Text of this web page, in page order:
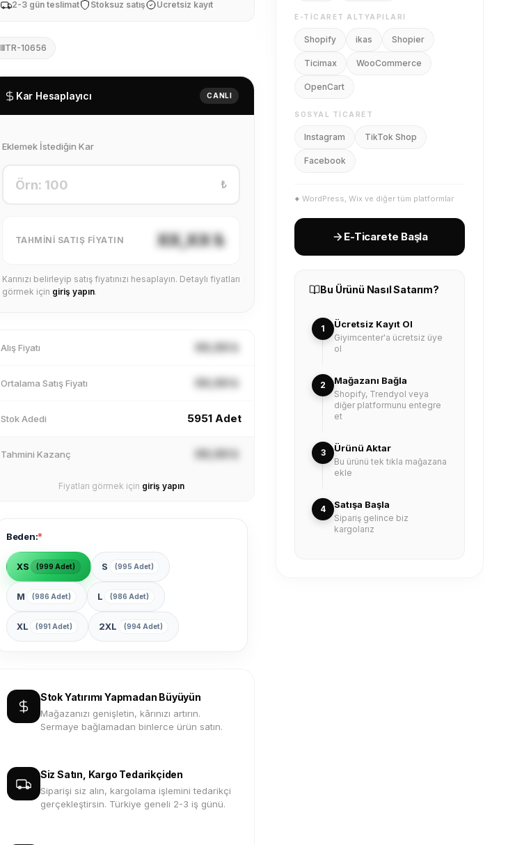
2-3 gün teslimat Stoksuz satış Ücretsiz kayıt
TR-10656
Kar Hesaplayıcı CANLI
Eklemek İstediğin Kar
₺
TAHMINI SATIŞ FIYATIN XX,XX ₺
Karınızı belirleyip satış fiyatınızı hesaplayın. Detaylı fiyatları
görmek için giriş yapın.
Alış Fiyatı XX,XX ₺
Ortalama Satış Fiyatı XX,XX ₺
Stok Adedi 5951 Adet
Tahmini Kazanç XX,XX ₺
Fiyatları görmek için giriş yapın
Beden:*
XS (999 Adet) S (995 Adet)
M (986 Adet) L (986 Adet)
XL (991 Adet) 2XL (994 Adet)
Stok Yatırımı Yapmadan Büyüyün
Mağazanızı genişletin, kârınızı artırın.
Sermaye bağlamadan binlerce ürün satın.
Siz Satın, Kargo Tedarikçiden
Siparişi siz alın, kargolama işlemini tedarikçi
gerçekleştirsin. Türkiye geneli 2-3 iş günü.
E-TICARET ALTYAPILARI
Shopify ikas Shopier
Ticimax WooCommerce
OpenCart
SOSYAL TICARET
Instagram TikTok Shop
Facebook
+ WordPress, Wix ve diğer tüm platformlar
E-Ticarete Başla
Bu Ürünü Nasıl Satarım?
1 Ücretsiz Kayıt Ol
Giyimcenter'a ücretsiz üye
ol
2 Mağazanı Bağla
Shopify, Trendyol veya
diğer platformunu entegre
et
3 Ürünü Aktar
Bu ürünü tek tıkla mağazana
ekle
4 Satışa Başla
Sipariş gelince biz
kargolarız